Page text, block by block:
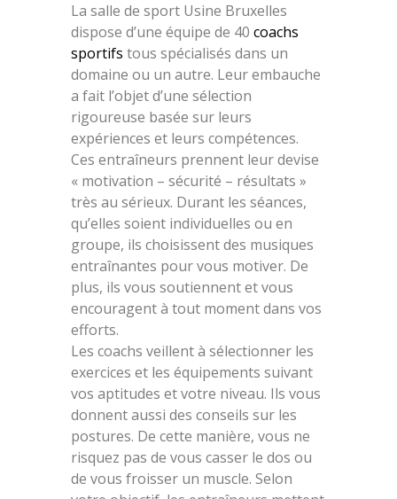
La salle de sport Usine Bruxelles
dispose d’une équipe de 40 coachs
sportifs tous spécialisés dans un
domaine ou un autre. Leur embauche
a fait l’objet d’une sélection
rigoureuse basée sur leurs
expériences et leurs compétences.
Ces entraîneurs prennent leur devise
« motivation – sécurité – résultats »
très au sérieux. Durant les séances,
qu’elles soient individuelles ou en
groupe, ils choisissent des musiques
entraînantes pour vous motiver. De
plus, ils vous soutiennent et vous
encouragent à tout moment dans vos
efforts.
Les coachs veillent à sélectionner les
exercices et les équipements suivant
vos aptitudes et votre niveau. Ils vous
donnent aussi des conseils sur les
postures. De cette manière, vous ne
risquez pas de vous casser le dos ou
de vous froisser un muscle. Selon